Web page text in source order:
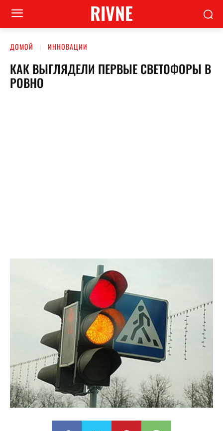
RIVNE
ДОМОЙ ИННОВАЦИИ
КАК ВЫГЛЯДЕЛИ ПЕРВЫЕ СВЕТОФОРЫ В
РОВНО